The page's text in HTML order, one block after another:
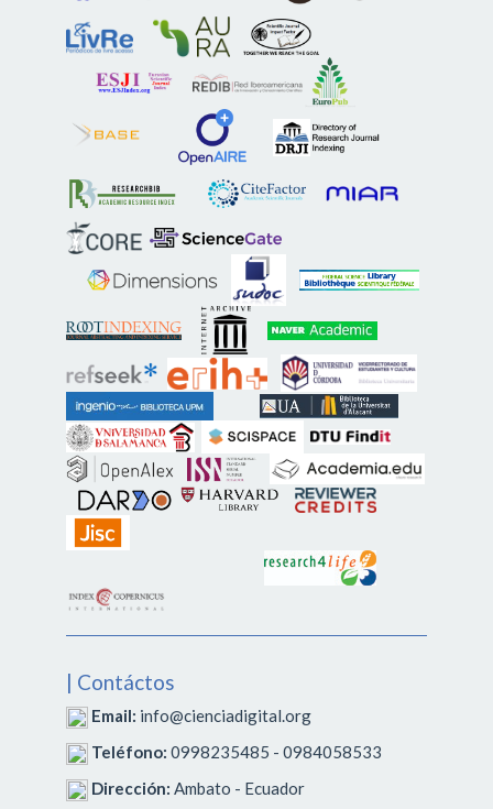
| Contáctos
Email: info@cienciadigital.org
Teléfono: 0998235485 - 0984058533
Dirección: Ambato - Ecuador